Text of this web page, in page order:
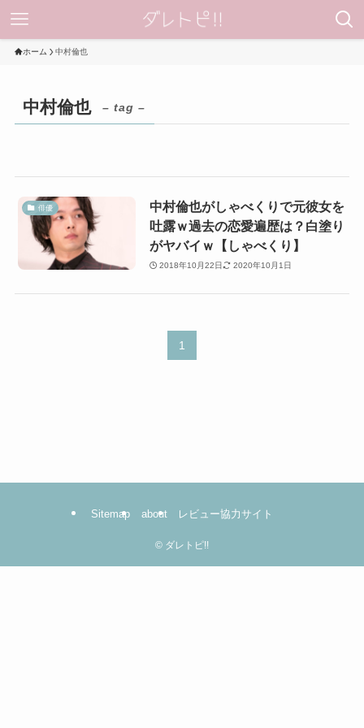
ホーム 中村倫也
中村倫也 – tag –
俳優
中村倫也がしゃべくりで元彼女を
吐露ｗ過去の恋愛遍歴は？白塗り
がヤバイｗ【しゃべくり】
2018年10月22日 2020年10月1日
1
Sitemap about レビュー協力サイト
© ダレトピ!!